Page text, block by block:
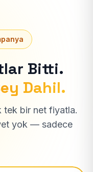
Bitti.
Dahil.
tek bir net fiyatla.
yok — sadece